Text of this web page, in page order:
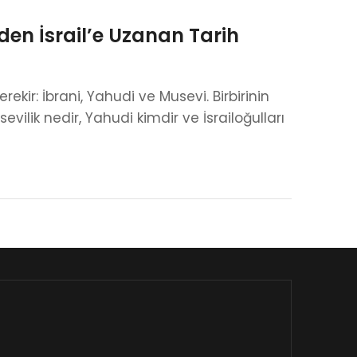
İsrail’e Uzanan Tarih
İbrani, Yahudi ve Musevi. Birbirinin
nedir, Yahudi kimdir ve İsrailoğulları